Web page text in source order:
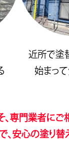
近所で塗
始まっ
、専門業者にご
安心の塗り替